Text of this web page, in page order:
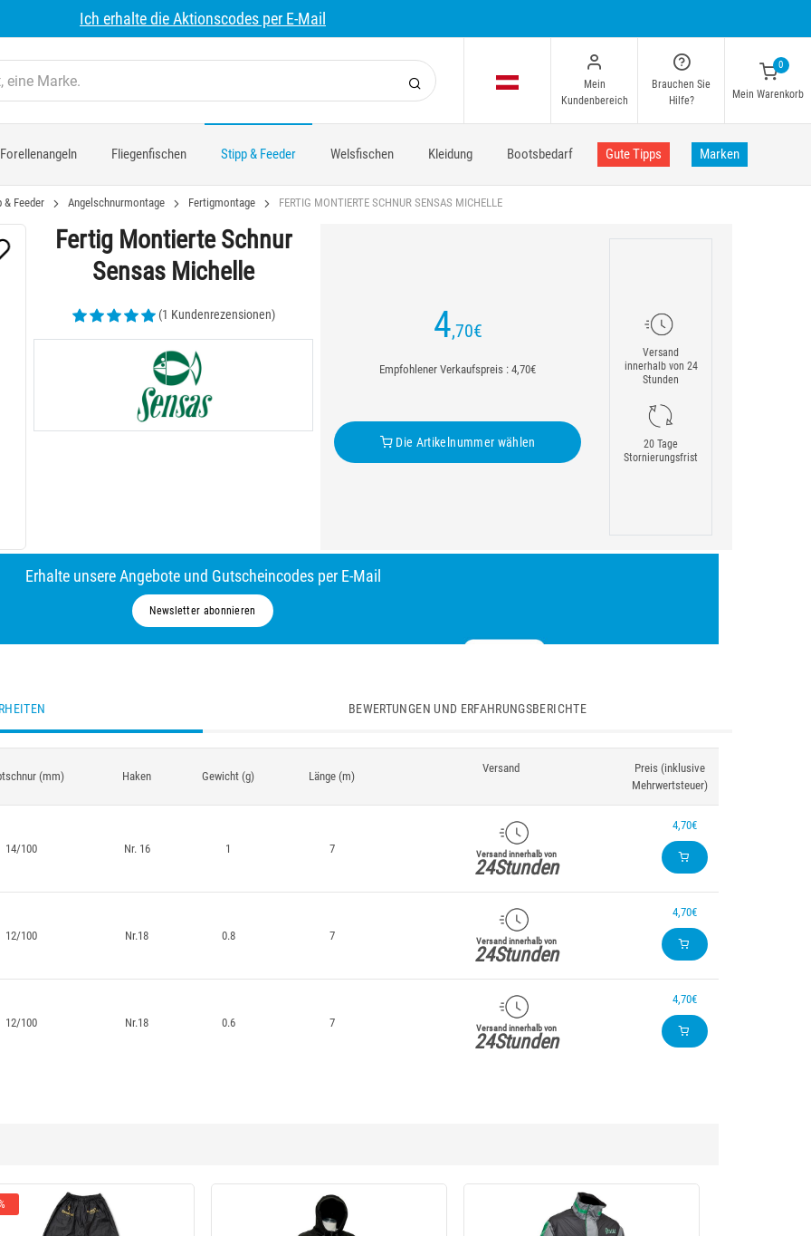
Ich erhalte die Aktionscodes per E-Mail
Mein
Kundenbereich
Brauchen Sie
Hilfe?
0
Mein Warenkorb
Forellenangeln Fliegenfischen Stipp & Feeder Welsfischen Kleidung Bootsbedarf Gute Tipps Marken
& Feeder Angelschnurmontage Fertigmontage FERTIG MONTIERTE SCHNUR SENSAS MICHELLE
Fertig Montierte Schnur
Sensas Michelle
(1 Kundenrezensionen) 4,70€
Empfohlener Verkaufspreis : 4,70€
Die Artikelnummer wählen
Versand
innerhalb von 24
Stunden
20 Tage
Stornierungsfrist
Erhalte unsere Angebote und Gutscheincodes per E-Mail
Newsletter abonnieren
BEWERTUNGEN UND ERFAHRUNGSBERICHTE
(mm) Haken Gewicht (g) Länge (m)
Versand
Preis (inklusive
Mehrwertsteuer)
14/100 Nr. 16 1 7 Versand innerhalb von
24Stunden
4,70€
12/100 Nr.18 0.8 7 Versand innerhalb von
24Stunden
4,70€
12/100 Nr.18 0.6 7 Versand innerhalb von
24Stunden
4,70€